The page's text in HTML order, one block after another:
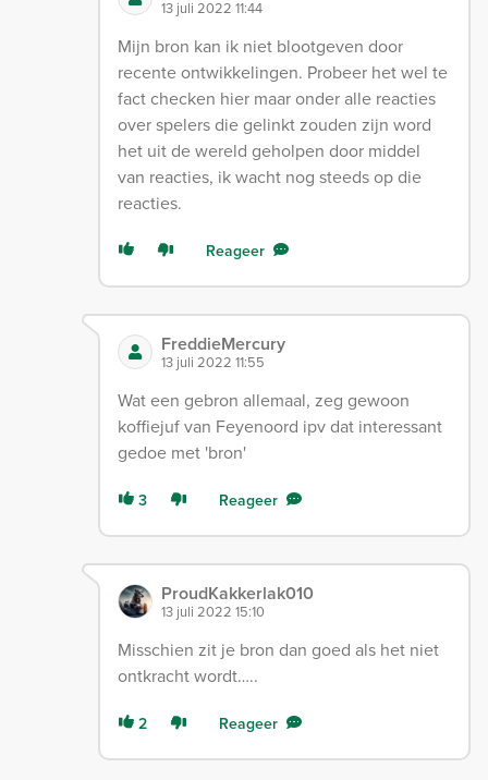
13 juli 2022 11:44
Mijn bron kan ik niet blootgeven door
recente ontwikkelingen. Probeer het wel te
fact checken hier maar onder alle reacties
over spelers die gelinkt zouden zijn word
het uit de wereld geholpen door middel
van reacties, ik wacht nog steeds op die
reacties.
Reageer
FreddieMercury
13 juli 2022 11:55
Wat een gebron allemaal, zeg gewoon
koffiejuf van Feyenoord ipv dat interessant
gedoe met 'bron'
3 Reageer
ProudKakkerlak010
13 juli 2022 15:10
Misschien zit je bron dan goed als het niet
ontkracht wordt…..
2 Reageer